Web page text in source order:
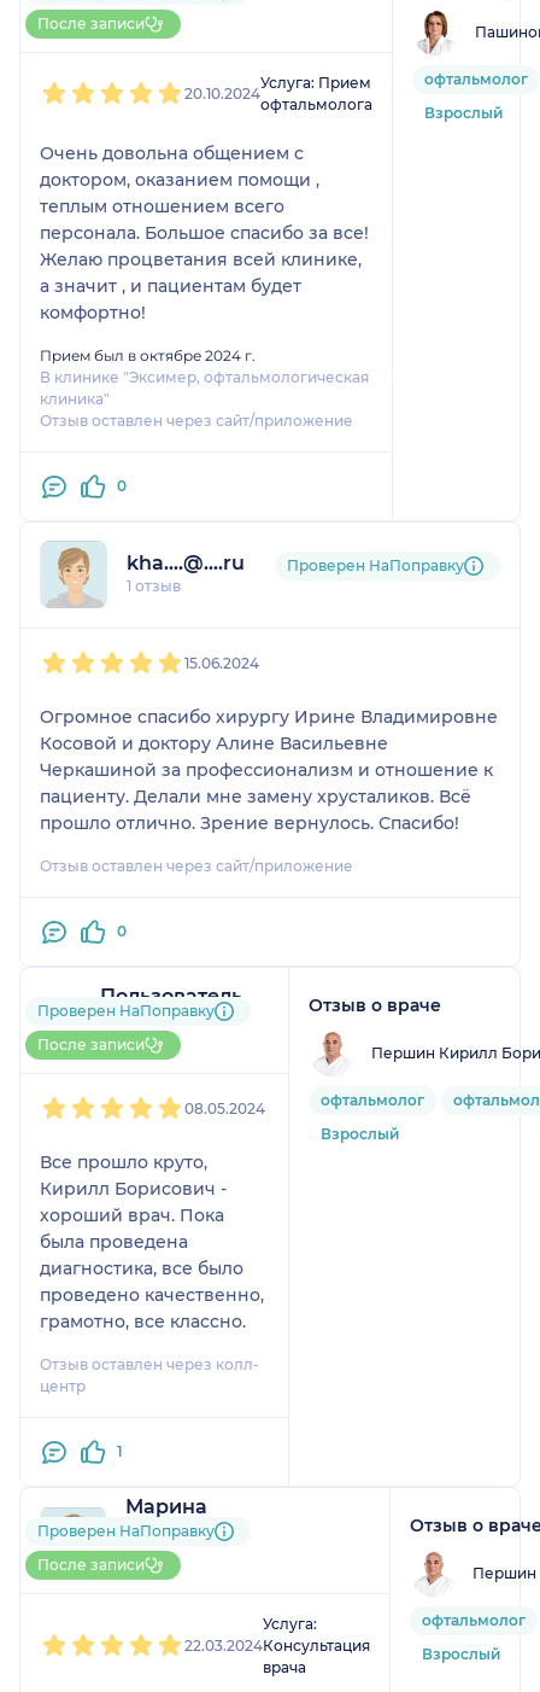
До 5 записей через
НаПоправку
После записи
20.10.2024
Услуга: Прием
офтальмолога
Очень довольна общением с
доктором, оказанием помощи ,
теплым отношением всего
персонала. Большое спасибо за все!
Желаю процветания всей клинике,
а значит , и пациентам будет
комфортно!
Прием был в октябре 2024 г.
В клинике "Эксимер, офтальмологическая
клиника"
Отзыв оставлен через сайт/приложение
0
офтальмолог
Взрослый
kha....@....ru
1 отзыв
Проверен НаПоправку
15.06.2024
Огромное спасибо хирургу Ирине Владимировне
Косовой и доктору Алине Васильевне
Черкашиной за профессионализм и отношение к
пациенту. Делали мне замену хрусталиков. Всё
прошло отлично. Зрение вернулось. Спасибо!
Отзыв оставлен через сайт/приложение
0
Пользователь
НаПоправку
1 отзыв
Проверен НаПоправку
После записи
08.05.2024
Все прошло круто,
Кирилл Борисович -
хороший врач. Пока
была проведена
диагностика, все было
проведено качественно,
грамотно, все классно.
Отзыв оставлен через колл-
центр
1
Отзыв о враче
Першин Кирилл
офтальмолог
Взрослый
Марина
2 отзыва
До 5 записей через
НаПоправку
Проверен НаПоправку
После записи
22.03.2024
Услуга:
Консультация
врача
Отзыв о
Першин
офтальмолог
Взрослый